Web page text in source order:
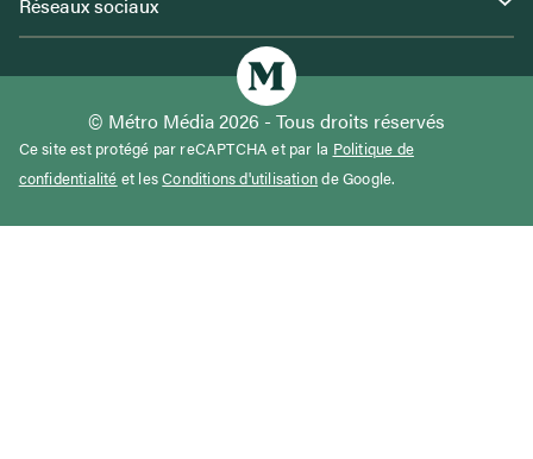
Réseaux sociaux
© Métro Média 2026 - Tous droits réservés
Ce site est protégé par reCAPTCHA et par la Politique de
confidentialité et lesConditions d'utilisationde Google.